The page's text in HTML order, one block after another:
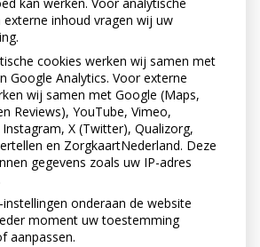
een tand of kies getrokken is,
dat een deel van de
is achtergebleven. Soms kan dit
Op een röntgenfoto kan de
nog een wortelrest in de kaak
tandeloze kaken kunnen foto’s
te controleren of er nog
aanwezig zijn. Vaak moeten
externe inhoud vragen wij uw
cookies werken wij samen met
Google Analytics. Voor externe
wij samen met Google (Maps,
Reviews), YouTube, Vimeo,
X (Twitter), Qualizorg,
en ZorgkaartNederland. Deze
gegevens zoals uw IP-adres
instellingen onderaan de website
moment uw toestemming
aanpassen.